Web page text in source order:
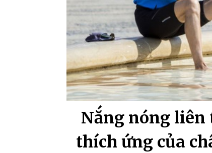
Nắng nóng liên
thích ứng của